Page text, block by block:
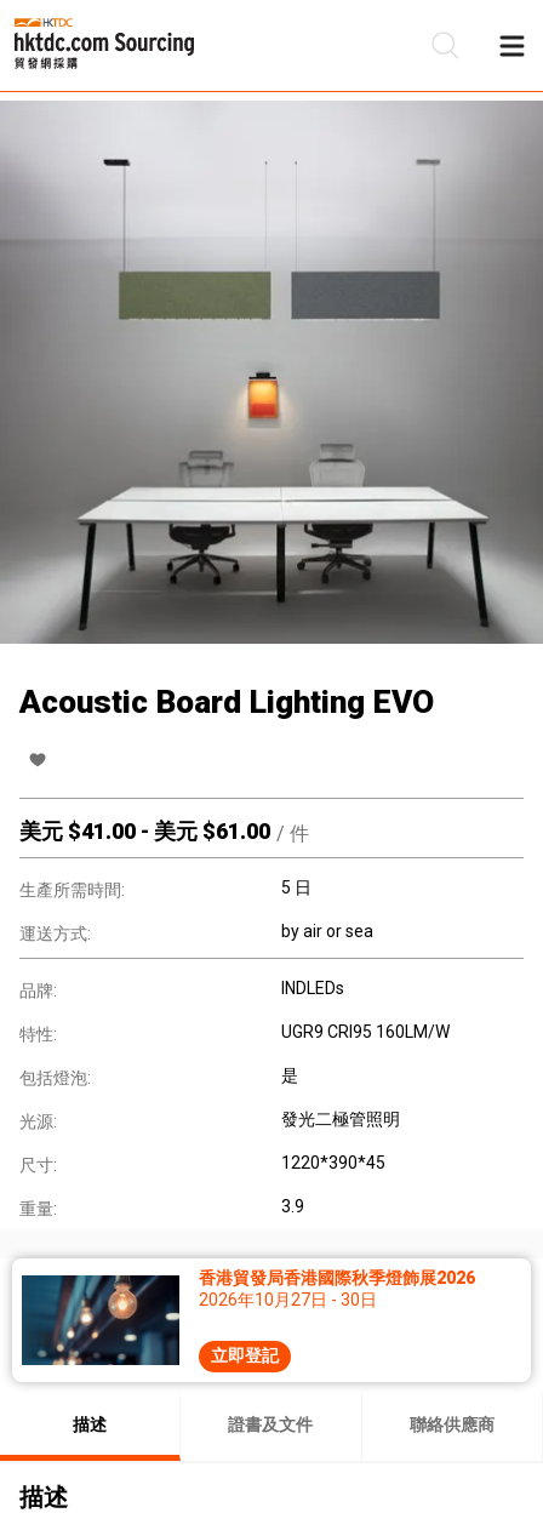
Acoustic Board Lighting EVO
美元 $41.00 - 美元 $61.00 / 件
生產所需時間: 5 日
運送方式: by air or sea
品牌: INDLEDs
特性: UGR9 CRI95 160LM/W
包括燈泡: 是
光源: 發光二極管照明
尺寸: 1220*390*45
重量: 3.9
香港貿發局香港國際秋季燈飾展2026
2026年10月27日 - 30日
立即登記
描述 證書及文件 聯絡供應商
描述